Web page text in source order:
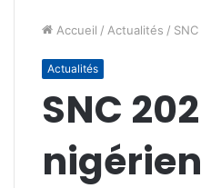
Accueil / Actualités /
Actualités
SNC